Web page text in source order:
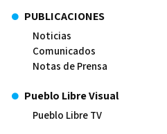
PUBLICACIONES
Noticias
Comunicados
Notas de Prensa
Pueblo Libre Visual
Pueblo Libre TV